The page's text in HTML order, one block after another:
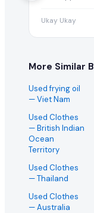
Ukay Ukay
More Similar
Used frying oil
— Viet Nam
Used Clothes
— British Indian
Ocean
Territory
Used Clothes
— Thailand
Used Clothes
— Australia